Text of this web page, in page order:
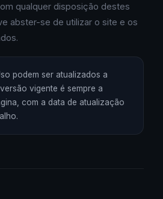
qualquer disposição destes
abster-se de utilizar o site e os
podem ser atualizados a
vigente é sempre a
com a data de atualização